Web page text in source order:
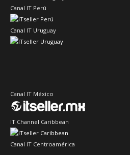
Canal IT Perú
Canal IT Uruguay
Canal IT México
IT Channel Caribbean
Canal IT Centroamérica